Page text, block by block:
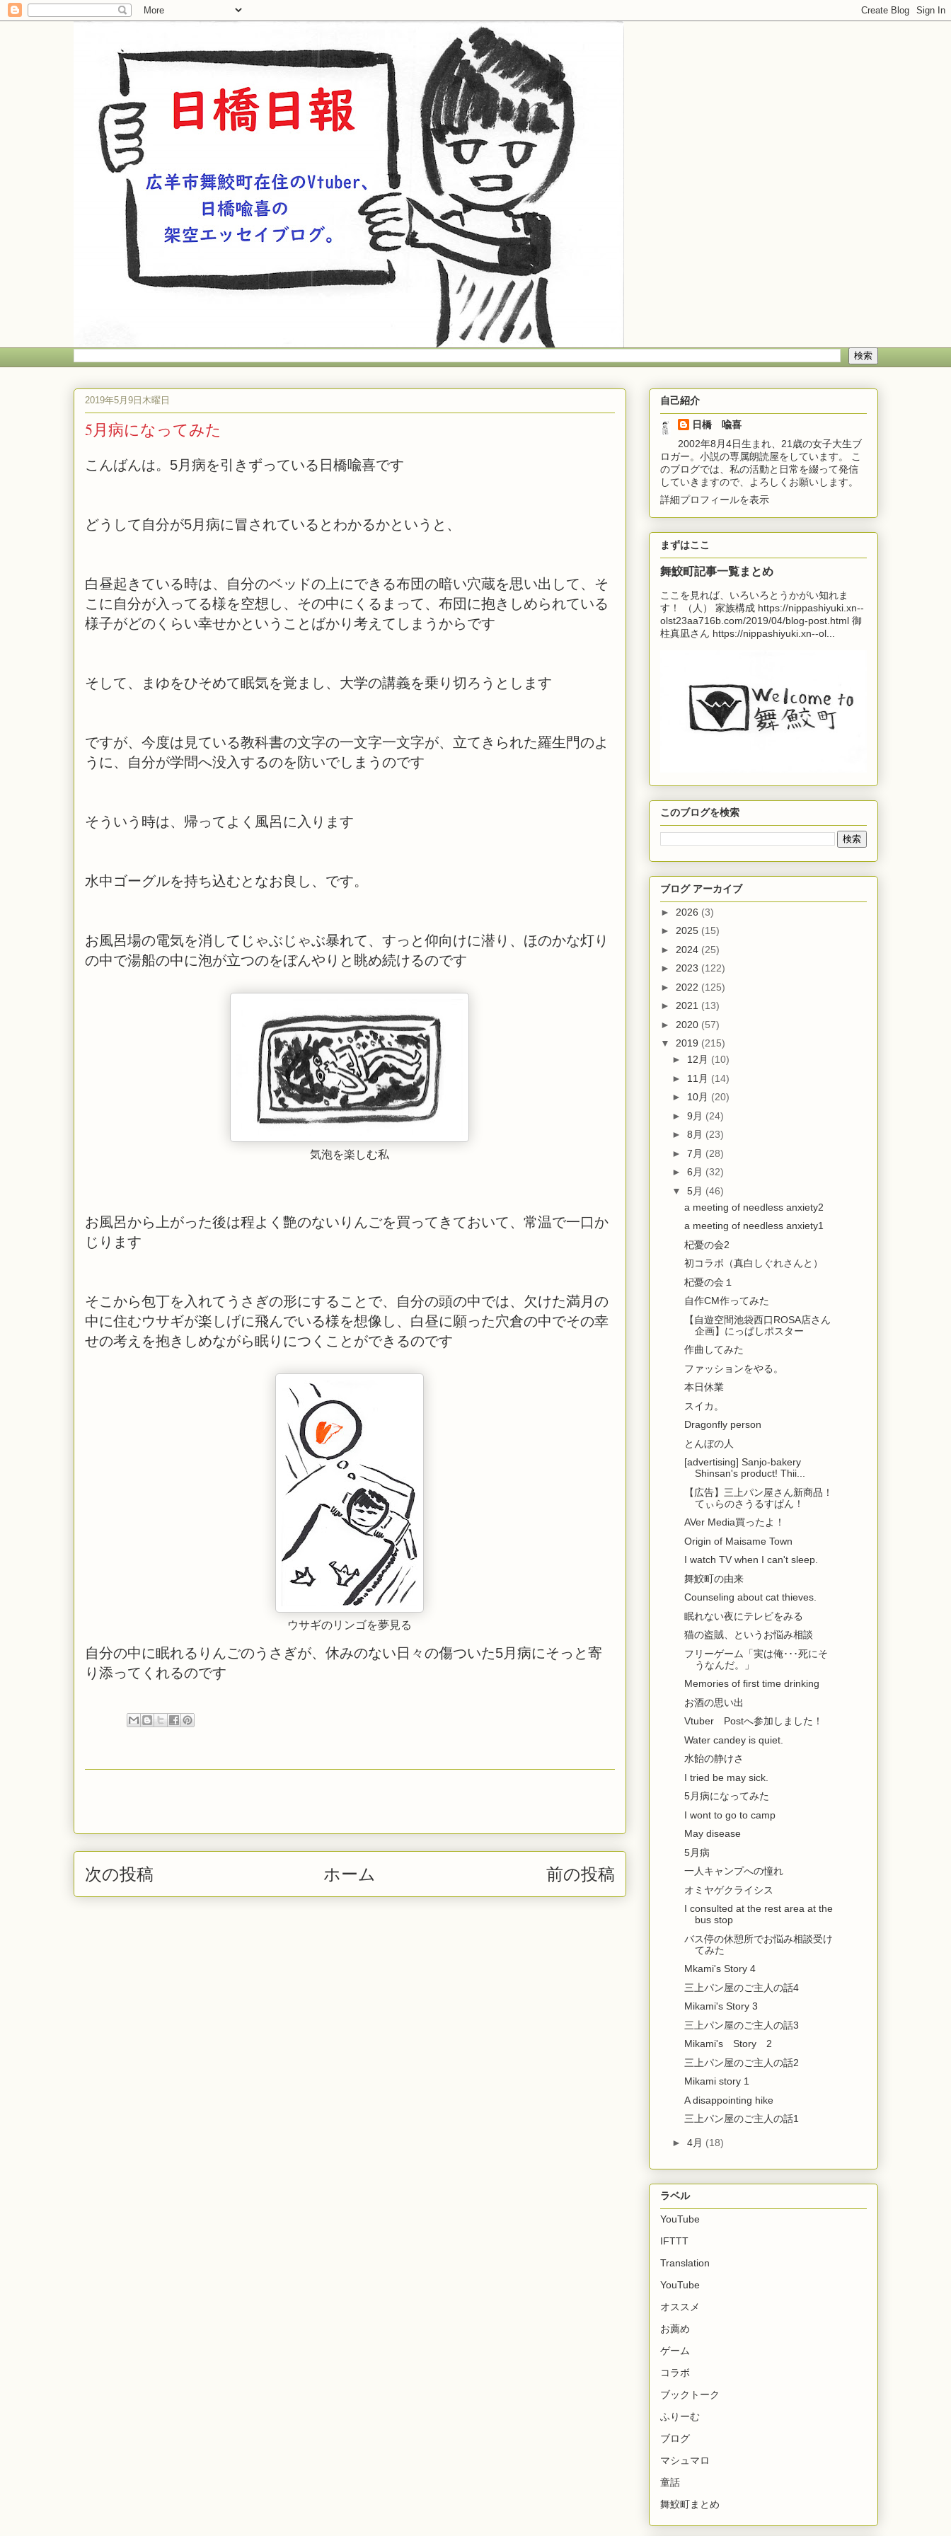
2019年5月9日木曜日
5月病になってみた
こんばんは。5月病を引きずっている日橋喩喜です
どうして自分が5月病に冒されているとわかるかというと、
白昼起きている時は、自分のベッドの上にできる布団の暗い穴蔵を思い出して、そ
こに自分が入ってる様を空想し、その中にくるまって、布団に抱きしめられている
様子がどのくらい幸せかということばかり考えてしまうからです
そして、まゆをひそめて眠気を覚まし、大学の講義を乗り切ろうとします
ですが、今度は見ている教科書の文字の一文字一文字が、立てきられた羅生門のよ
うに、自分が学問へ没入するのを防いでしまうのです
そういう時は、帰ってよく風呂に入ります
水中ゴーグルを持ち込むとなお良し、です。
お風呂場の電気を消してじゃぶじゃぶ暴れて、すっと仰向けに潜り、ほのかな灯り
の中で湯船の中に泡が立つのをぼんやりと眺め続けるのです
気泡を楽しむ私
お風呂から上がった後は程よく艶のないりんごを買ってきておいて、常温で一口か
じります
そこから包丁を入れてうさぎの形にすることで、自分の頭の中では、欠けた満月の
中に住むウサギが楽しげに飛んでいる様を想像し、白昼に願った穴倉の中でその幸
せの考えを抱きしめながら眠りにつくことができるのです
ウサギのリンゴを夢見る
自分の中に眠れるりんごのうさぎが、休みのない日々の傷ついた5月病にそっと寄
り添ってくれるのです
次の投稿 前の投稿
ホーム
自己紹介
日橋 喩喜
2002年8月4日生まれ、21歳の女子大生ブ
ロガー。小説の専属朗読屋をしています。 こ
のブログでは、私の活動と日常を綴って発信
していきますので、よろしくお願いします。
詳細プロフィールを表示
まずはここ
舞鮫町記事一覧まとめ
ここを見れば、いろいろとうかがい知れま
す！ （人） 家族構成 https://nippashiyuki.xn--
olst23aa716b.com/2019/04/blog-post.html 御
柱真凪さん https://nippashiyuki.xn--ol...
このブログを検索
ブログ アーカイブ
► 2026 (3)
► 2025 (15)
► 2024 (25)
► 2023 (122)
► 2022 (125)
► 2021 (13)
► 2020 (57)
▼ 2019 (215)
► 12月 (10)
► 11月 (14)
► 10月 (20)
►9月 (24)
►8月 (23)
►7月 (28)
►6月 (32)
▼5月 (46)
a meeting of needless anxiety2
a meeting of needless anxiety1
杞憂の会2
初コラボ（真白しぐれさんと）
杞憂の会１
自作CM作ってみた
【自遊空間池袋西口ROSA店さん
企画】にっぱしポスター
作曲してみた
ファッションをやる。
本日休業
スイカ。
Dragonfly person
とんぼの人
[advertising] Sanjo-bakery
Shinsan's product! Thii...
【広告】三上パン屋さん新商品！
てぃらのさうるすぱん！
AVer Media買ったよ！
Origin of Maisame Town
I watch TV when I can't sleep.
舞鮫町の由来
Counseling about cat thieves.
眠れない夜にテレビをみる
猫の盗賊、というお悩み相談
フリーゲーム「実は俺･･･死にそ
うなんだ。」
Memories of first time drinking
お酒の思い出
Vtuber Postへ参加しました！
Water candey is quiet.
水飴の静けさ
I tried be may sick.
5月病になってみた
I wont to go to camp
May disease
5月病
一人キャンプへの憧れ
オミヤゲクライシス
I consulted at the rest area at the
bus stop
バス停の休憩所でお悩み相談受け
てみた
Mkami's Story 4
三上パン屋のご主人の話4
Mikami's Story 3
三上パン屋のご主人の話3
Mikami's Story 2
三上パン屋のご主人の話2
Mikami story 1
A disappointing hike
三上パン屋のご主人の話1
►4月 (18)
ラベル
YouTube
IFTTT
Translation
YouTube
オススメ
お薦め
ゲーム
コラボ
ブックトーク
ふりーむ
ブログ
マシュマロ
童話
舞鮫町まとめ